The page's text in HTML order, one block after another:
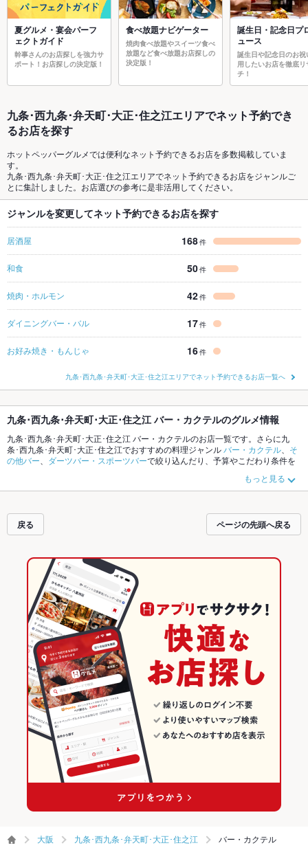
夏グルメ・宴会パーフ
ェクトガイド
幹事さんのお店探しを強力サ
ポート！お店探しの決定版！
食べ放題ナビゲーター
焼肉食べ放題やスイーツ食べ
放題など食べ放題お店探しの
決定版！
誕生日・記念日プ
ュース
誕生日や記念日のお祝
用したいお店を徹底リ
チ！
九条･西九条･弁天町･大正･住之江エリアでネット予約でき
るお店を探す
ホットペッパーグルメでは便利なネット予約できるお店を多数掲載していま
す。
九条･西九条･弁天町･大正･住之江エリアでネット予約できるお店をジャンルご
とに集計しました。お店選びの参考に是非活用してください。
ジャンルを変更してネット予約できるお店を探す
居酒屋 168件
和食 50件
焼肉・ホルモン 42件
ダイニングバー・バル 17件
お好み焼き・もんじゃ 16件
九条･西九条･弁天町･大正･住之江エリアでネット予約できるお店一覧へ
九条･西九条･弁天町･大正･住之江 バー・カクテルのグルメ情報
九条･西九条･弁天町･大正･住之江 バー・カクテルのお店一覧です。さらに九
条･西九条･弁天町･大正･住之江でおすすめの料理ジャンル バー・カクテル
そ
の他バー
ダーツバー・スポーツバーで絞り込んだり、予算やこだわり条件を
グルメなら、お得なクーポンはもちろん、こだわりメニューや季節のおすすめ
料理など、お店の最新情報をご紹介しているので安心！24時間使える簡単便利
会にも、デートやパーティーにもお得に便利にホットペッパーグルメをご利用
ください。
もっと見る
戻る ページの先頭へ戻る
大阪 九条･西九条･弁天町･大正･住之江 バー・カクテル